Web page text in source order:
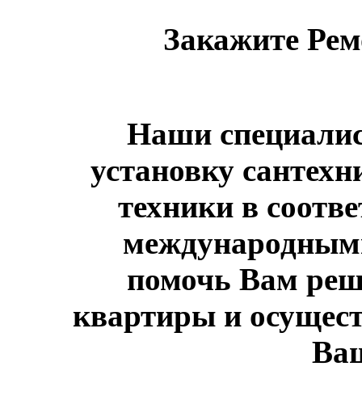
Закажите
Наши
установку
техники в
помочь Вам
квартиры и